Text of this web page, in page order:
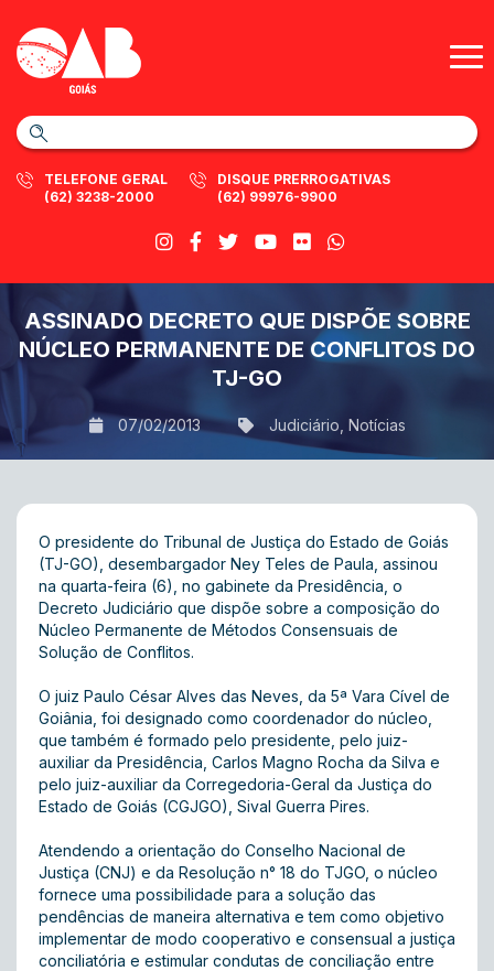
TELEFONE GERAL
(62) 3238-2000
DISQUE PRERROGATIVAS
(62) 99976-9900
ASSINADO DECRETO QUE DISPÕE SOBRE
NÚCLEO PERMANENTE DE CONFLITOS DO
TJ-GO
07/02/2013 Judiciário Notícias
O presidente do Tribunal de Justiça do Estado de Goiás
(TJ-GO), desembargador Ney Teles de Paula, assinou
na quarta-feira (6), no gabinete da Presidência, o
Decreto Judiciário que dispõe sobre a composição do
Núcleo Permanente de Métodos Consensuais de
Solução de Conflitos.
O juiz Paulo César Alves das Neves, da 5ª Vara Cível de
Goiânia, foi designado como coordenador do núcleo,
que também é formado pelo presidente, pelo juiz-
auxiliar da Presidência, Carlos Magno Rocha da Silva e
pelo juiz-auxiliar da Corregedoria-Geral da Justiça do
Estado de Goiás (CGJGO), Sival Guerra Pires.
Atendendo a orientação do Conselho Nacional de
Justiça (CNJ) e da Resolução n° 18 do TJGO, o núcleo
fornece uma possibilidade para a solução das
pendências de maneira alternativa e tem como objetivo
implementar de modo cooperativo e consensual a justiça
conciliatória e estimular condutas de conciliação entre